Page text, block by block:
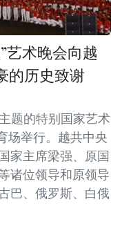
术晚会向越
的历史致谢
题的特别国家艺术
场举行。越共中央
家主席梁强、原国
诸位领导和原领导
巴、俄罗斯、白俄